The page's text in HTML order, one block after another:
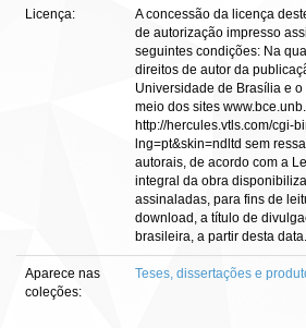
Licença:
A concessão da licença
de autorização impresso
seguintes condições: Na
direitos de autor da
Universidade de Brasília e
meio dos sites
http://hercules.vtls.com/cgi-
lng=pt&skin=ndltd sem
autorais, de acordo com a
integral da obra
assinaladas, para fins de
download, a título de
brasileira, a partir desta data.
Aparece nas
coleções:
Teses, dissertações e